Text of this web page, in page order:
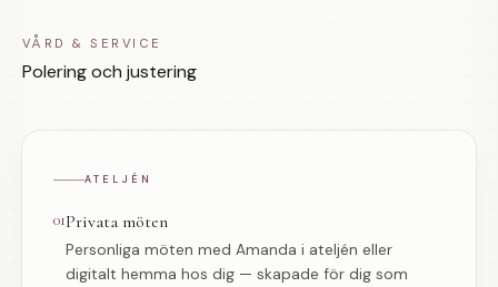
VÅRD & SERVICE
Polering och justering
ATELJÉN
01Privata möten
Personliga möten med Amanda i ateljén eller
digitalt hemma hos dig — skapade för dig som